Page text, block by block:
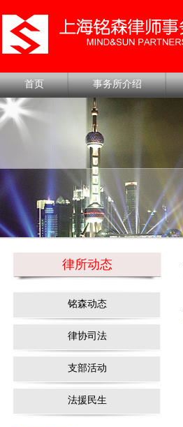
首页 事务所介绍
律所动态
铭森动态
律协司法
支部活动
法援民生